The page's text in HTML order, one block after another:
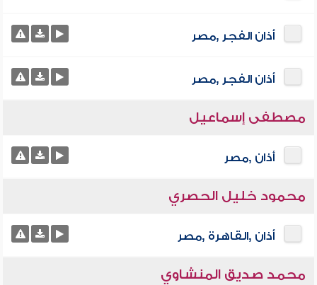
أذان الفجر ,مصر
أذان الفجر ,مصر
مصطفى إسماعيل
أذان ,مصر
محمود خليل الحصري
أذان ,القاهرة ,مصر
محمد صديق المنشاوي